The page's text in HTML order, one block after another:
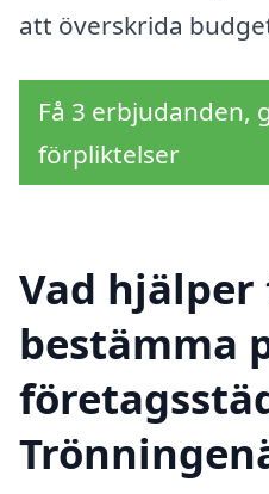
att överskrida
Få 3 erbjudanden,
förpliktelser
Vad
bestämma